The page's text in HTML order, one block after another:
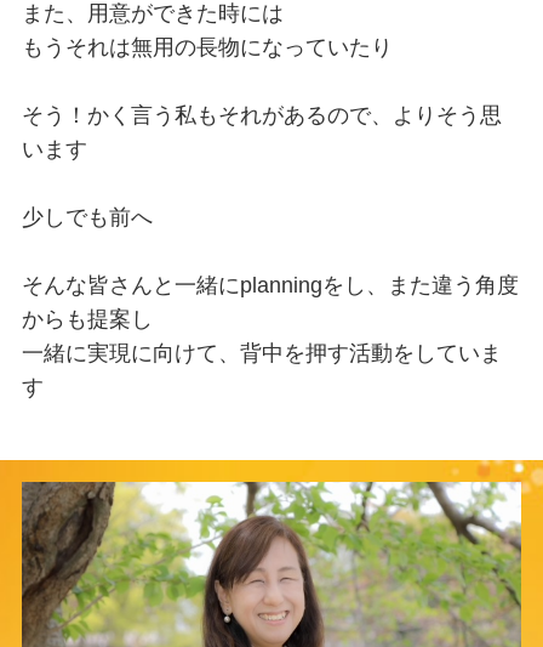
また、用意ができた時には
もうそれは無用の長物になっていたり
そう！かく言う私もそれがあるので、よりそう思
います
少しでも前へ
そんな皆さんと一緒にplanningをし、また違う角度
からも提案し
一緒に実現に向けて、背中を押す活動をしていま
す